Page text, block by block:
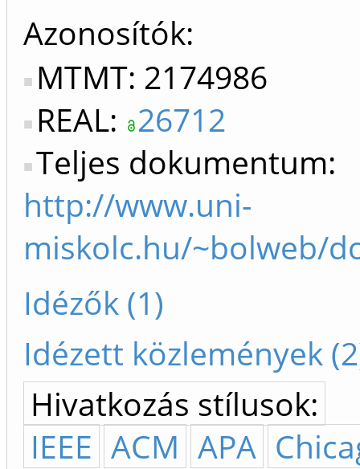
Azonosítók
MTMT: 2174986
REAL: 26712
Teljes dokumentum:
http://www.uni-
miskolc.hu/~bolweb/
Idézők (1)
Idézett közlemények
Hivatkozás stílusok:
IEEE ACM APA